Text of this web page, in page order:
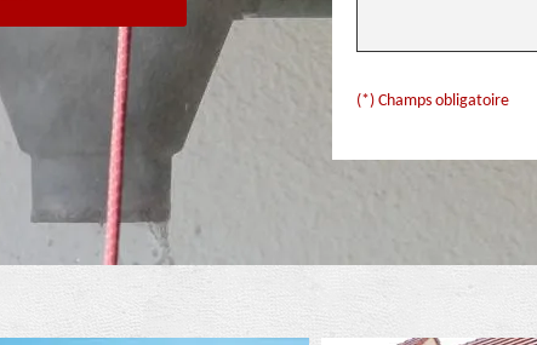
(*) Champs obligatoire